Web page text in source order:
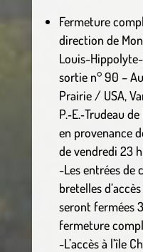
Fermeture
direction de
Louis-
sortie n° 90 –
Prairie / USA,
P.‑E.‑Trudeau
en provenance
de vendredi 23
-Les entrées de
bretelles
seront fermées
fermeture
-L’accès à l’île